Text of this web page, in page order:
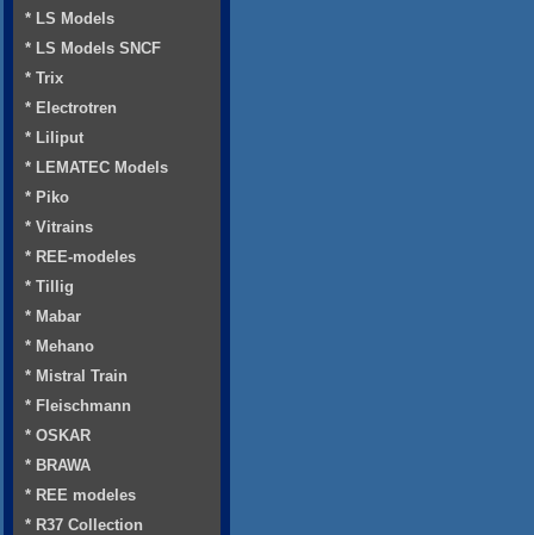
* LS Models
* LS Models SNCF
* Trix
* Electrotren
* Liliput
* LEMATEC Models
* Piko
* Vitrains
* REE-modeles
* Tillig
* Mabar
* Mehano
* Mistral Train
* Fleischmann
* OSKAR
* BRAWA
* REE modeles
* R37 Collection